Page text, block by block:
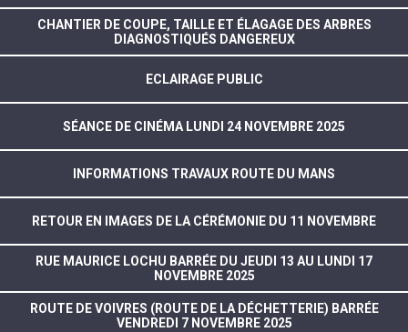
CHANTIER DE COUPE, TAILLE ET ÉLAGAGE DES ARBRES
DIAGNOSTIQUÉS DANGEREUX
ECLAIRAGE PUBLIC
SÉANCE DE CINÉMA LUNDI 24 NOVEMBRE 2025
INFORMATIONS TRAVAUX ROUTE DU MANS
RETOUR EN IMAGES DE LA CÉRÉMONIE DU 11 NOVEMBRE
RUE MAURICE LOCHU BARRÉE DU JEUDI 13 AU LUNDI 17
NOVEMBRE 2025
ROUTE DE VOIVRES (ROUTE DE LA DÉCHETTERIE) BARRÉE
VENDREDI 7 NOVEMBRE 2025